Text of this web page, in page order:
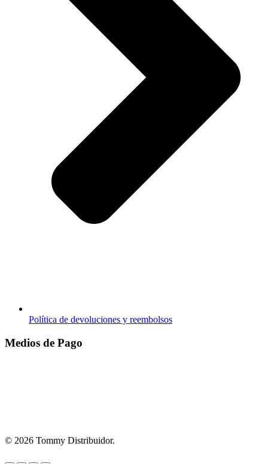
Política de devoluciones y reembolsos
Medios de Pago
© 2026 Tommy Distribuidor.